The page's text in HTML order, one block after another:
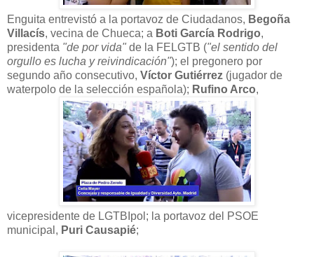
Enguita entrevistó a la portavoz de Ciudadanos, Begoña
Villacís, vecina de Chueca; a Boti García Rodrigo,
presidenta "de por vida" de la FELGTB ("el sentido del
orgullo es lucha y reivindicación"); el pregonero por
segundo año consecutivo, Víctor Gutiérrez (jugador de
waterpolo de la selección española); Rufino Arco,
vicepresidente de LGTBIpol; la portavoz del PSOE
municipal, Puri Causapié;